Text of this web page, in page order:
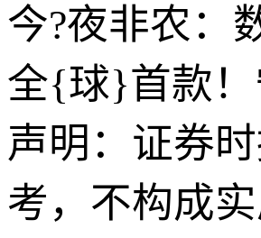
今?夜非农：
全{球}首款！
声明：证券
考，不构成